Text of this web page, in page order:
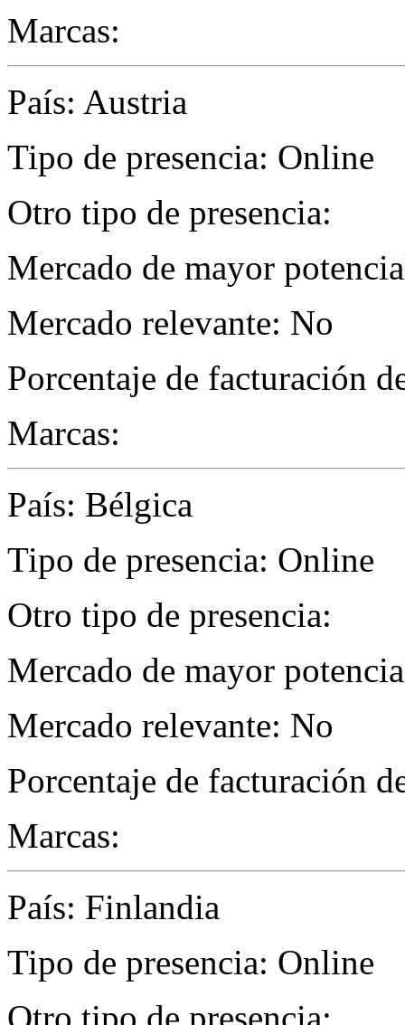
Marcas:
País: Austria
Tipo de presencia: Online
Otro tipo de presencia:
Mercado de mayor
Mercado relevante: No
Porcentaje de facturación
Marcas:
País: Bélgica
Tipo de presencia: Online
Otro tipo de presencia:
Mercado de mayor
Mercado relevante: No
Porcentaje de facturación
Marcas:
País: Finlandia
Tipo de presencia: Online